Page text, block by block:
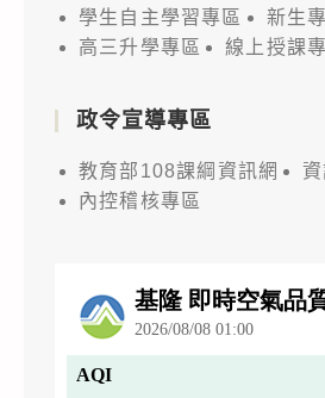
學生自主學習專區
新生
高三升學專區
線上授課
政令宣導專區
教育部108課綱資訊網
內控稽核專區